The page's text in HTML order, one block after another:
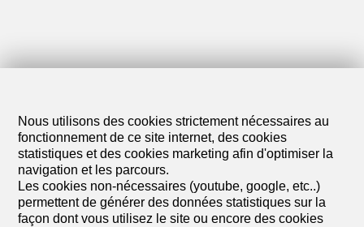
Nous utilisons des cookies strictement nécessaires au
fonctionnement de ce site internet, des cookies
statistiques et des cookies marketing afin d'optimiser la
navigation et les parcours.
Les cookies non-nécessaires (youtube, google, etc..)
permettent de générer des données statistiques sur la
façon dont vous utilisez le site ou encore des cookies